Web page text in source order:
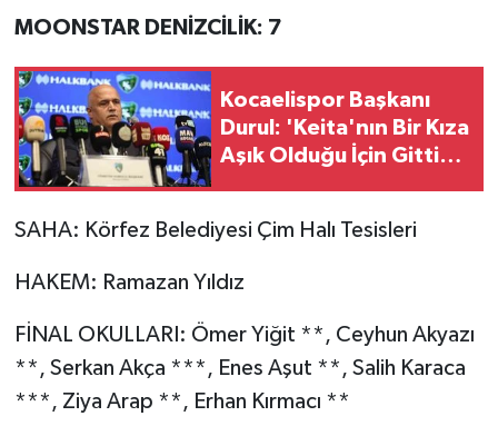
MOONSTAR DENİZCİLİK: 7
Kocaelispor Başkanı
Durul: 'Keita'nın Bir Kıza
Aşık Olduğu İçin Gittiği
SAHA: Körfez Belediyesi Çim Halı Tesisleri
HAKEM: Ramazan Yıldız
FİNAL OKULLARI: Ömer Yiğit **, Ceyhun Akyazı
**, Serkan Akça ***, Enes Aşut **, Salih Karaca
***, Ziya Arap **, Erhan Kırmacı **